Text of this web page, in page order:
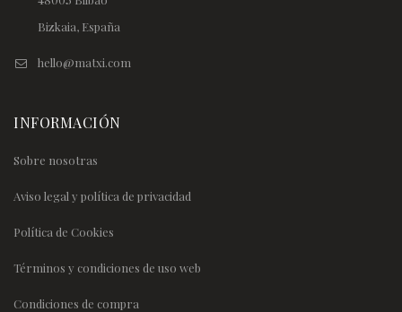
Bizkaia, España
hello@matxi.com
INFORMACIÓN
Sobre nosotras
Aviso legal y política de privacidad
Política de Cookies
Términos y condiciones de uso web
Condiciones de compra